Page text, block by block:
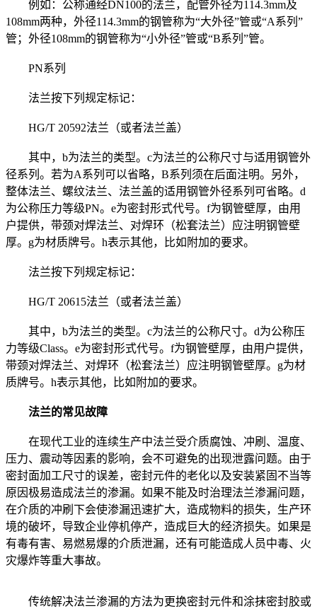
例如：公称通经DN100的法兰，配管外径为114.3mm及
108mm两种，外径114.3mm的钢管称为“大外径”管或“A系列”
管；外径108mm的钢管称为“小外径”管或“B系列”管。
PN系列
法兰按下列规定标记：
HG/T 20592法兰（或者法兰盖）
其中，b为法兰的类型。c为法兰的公称尺寸与适用钢管外
径系列。若为A系列可以省略，B系列须在后面注明。另外，
整体法兰、螺纹法兰、法兰盖的适用钢管外径系列可省略。d
为公称压力等级PN。e为密封形式代号。f为钢管壁厚，由用
户提供，带颈对焊法兰、对焊环（松套法兰）应注明钢管壁
厚。g为材质牌号。h表示其他，比如附加的要求。
法兰按下列规定标记：
HG/T 20615法兰（或者法兰盖）
其中，b为法兰的类型。c为法兰的公称尺寸。d为公称压
力等级Class。e为密封形式代号。f为钢管壁厚，由用户提供，
带颈对焊法兰、对焊环（松套法兰）应注明钢管壁厚。g为材
质牌号。h表示其他，比如附加的要求。
法兰的常见故障
在现代工业的连续生产中法兰受介质腐蚀、冲刷、温度、
压力、震动等因素的影响，会不可避免的出现泄露问题。由于
密封面加工尺寸的误差，密封元件的老化以及安装紧固不当等
原因极易造成法兰的渗漏。如果不能及时治理法兰渗漏问题，
在介质的冲刷下会使渗漏迅速扩大，造成物料的损失，生产环
境的破坏，导致企业停机停产，造成巨大的经济损失。如果是
有毒有害、易燃易爆的介质泄漏，还有可能造成人员中毒、火
灾爆炸等重大事故。
传统解决法兰渗漏的方法为更换密封元件和涂抹密封胶或